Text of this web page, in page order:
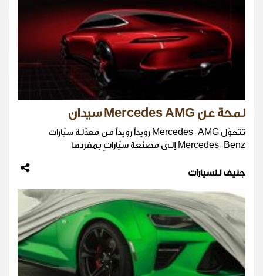
لمحة عن Mercedes AMG سيدان
تتحوّل Mercedes-AMG رويداً رويداً من معدّلة سيّارات
Mercedes-Benz إلى مصنّعة سيّاراتٍ بمفردها
جنيف للسيارات